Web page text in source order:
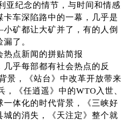
亚纪念的情节，与时间和情感
车深陷路中的一幕，几乎是
矿都让大矿并了，有的人倒
了。
热点新闻的拼贴简报
乎每部都有社会热点的反
景，《站台》中改革开放带来
，《任逍遥》中的WTO入世、
一体化的时代背景，《三峡好
城的消失，《天注定》整个就